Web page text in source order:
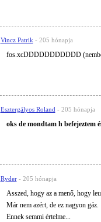
Vincz Patrik - 205 hónapja
fos.xcDDDDDDDDDDD
Esztergályos Roland - 205 hónapja
oks de mondtam h befejeztem
Ryder - 205 hónapja
Asszed, hogy az a menő, hogy
Már nem azért, de ez nagyon gáz.
Ennek semmi értelme...